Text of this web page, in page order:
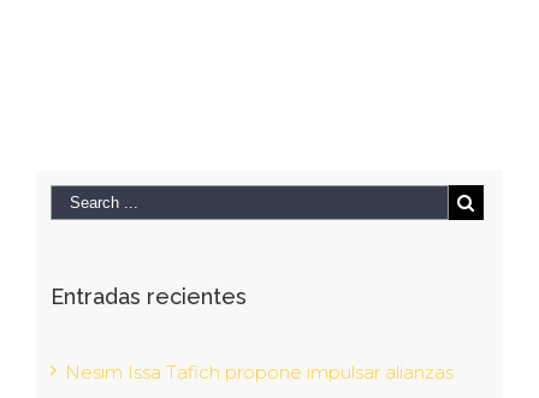
Entradas recientes
Nesim Issa Tafich propone impulsar alianzas